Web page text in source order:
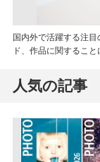
国内外で活躍する注
ド、作品に関するこ
人気の記事